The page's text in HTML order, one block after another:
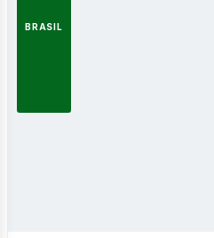
BRASIL